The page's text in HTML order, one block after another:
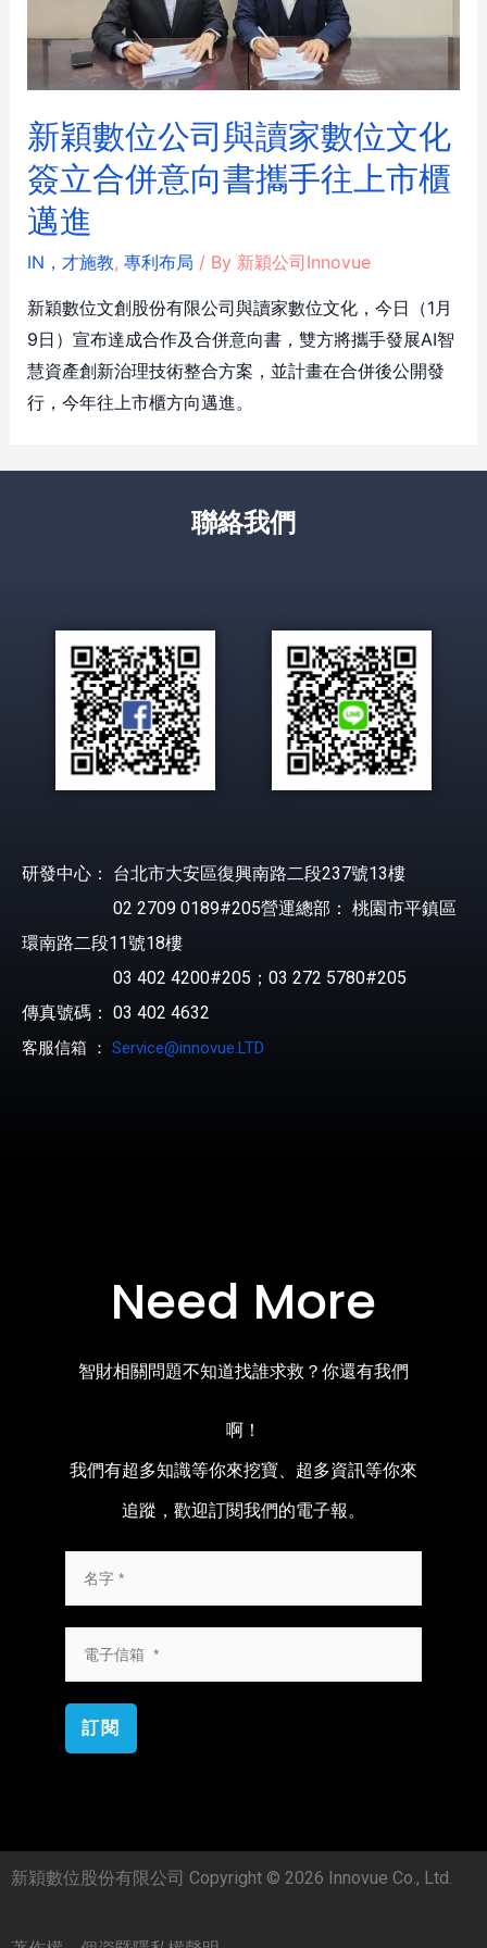
新穎數位公司與讀家數位文化
簽立合併意向書攜手往上市櫃
邁進
IN，才施教, 專利布局 / By 新穎公司Innovue
新穎數位文創股份有限公司與讀家數位文化，今日（1月
9日）宣布達成合作及合併意向書，雙方將攜手發展AI智
慧資產創新治理技術整合方案，並計畫在合併後公開發
行，今年往上市櫃方向邁進。
聯絡我們
研發中心： 台北市大安區復興南路二段237號13樓
02 2709 0189#205營運總部： 桃園市平鎮區
環南路二段11號18樓
03 402 4200#205；03 272 5780#205
傳真號碼： 03 402 4632
客服信箱 ： Service@innovue.LTD
Need More
智財相關問題不知道找誰求救？你還有我們
啊！
我們有超多知識等你來挖寶、超多資訊等你來
追蹤，歡迎訂閱我們的電子報。
訂閱
新穎數位股份有限公司 Copyright © 2026 Innovue Co., Ltd.